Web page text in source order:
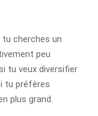
cherches un
peu
tu veux diversifier
tu préfères
plus grand.